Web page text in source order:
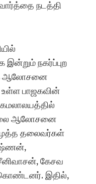
நடத்தி
நகர்ப்புற
ஆலோசனை
உள்ள பாஜகவின்
ஆலோசனை
தலைவர்கள்
கேசவ
கொண்டனர். இதில்,